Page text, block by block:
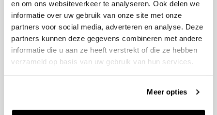
en om ons websiteverkeer te analyseren. Ook delen we
informatie over uw gebruik van onze site met onze
partners voor social media, adverteren en analyse. Deze
partners kunnen deze gegevens combineren met andere
informatie die u aan ze heeft verstrekt of die ze hebben
verzameld op basis van uw gebruik van hun services.
Meer opties
+31 23 205 2006
info@bruut.nl
Contact Formulier
Open 11:00 - 18:00
OPENINGSTIJDEN